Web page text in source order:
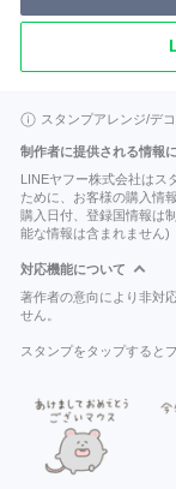
スタンプアレンジ/デ
制作者に提供される情報
LINEヤフー株式会社はス
ために、お客様の購入情
購入日付、登録国情報は
能な情報は含まれません)
対応機能について
著作者の意向により非対
せん。
スタンプをタップすると